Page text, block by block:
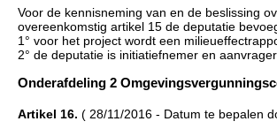
Voor de kennisneming van en de beslissing
overeenkomstig artikel 15 de deputatie
1° voor het project wordt een
2° de deputatie is initiatiefnemer en
Onderafdeling 2
Artikel 16. ( 28/11/2016 - Datum te bepalen